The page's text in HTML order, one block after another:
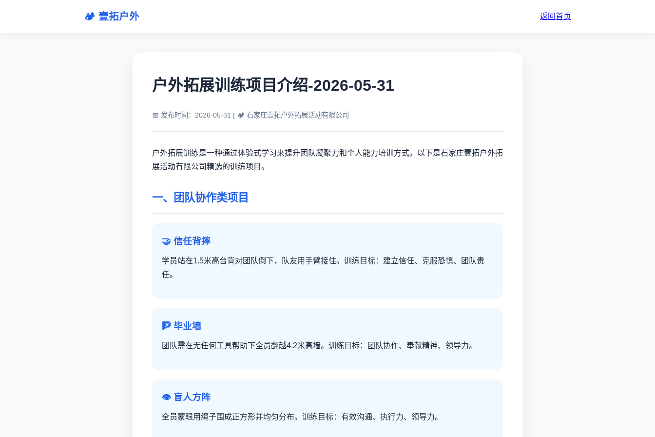
🏕️ 壹拓户外 返回首页
户外拓展训练项目介绍-2026-05-31
📅 发布时间：2026-05-31 | 🏕️ 石家庄壹拓户外拓展活动有限公司
户外拓展训练是一种通过体验式学习来提升团队凝聚力和个人能力培训方式。以下是石家庄壹拓户外拓
展活动有限公司精选的训练项目。
一、团队协作类项目
🤝 信任背摔
学员站在1.5米高台背对团队倒下，队友用手臂接住。训练目标：建立信任、克服恐惧、团队责
任。
🧗 毕业墙
团队需在无任何工具帮助下全员翻越4.2米高墙。训练目标：团队协作、奉献精神、领导力。
👁️ 盲人方阵
全员蒙眼用绳子围成正方形并均匀分布。训练目标：有效沟通、执行力、领导力。